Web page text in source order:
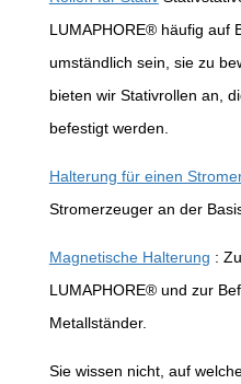
LUMAPHORE® häufig auf
umständlich sein, sie zu
bieten wir Stativrollen an,
befestigt werden.
Halterung für einen
Stromerzeuger an der
Magnetische Halterung :
LUMAPHORE® und zur
Metallständer.
Sie wissen nicht, auf